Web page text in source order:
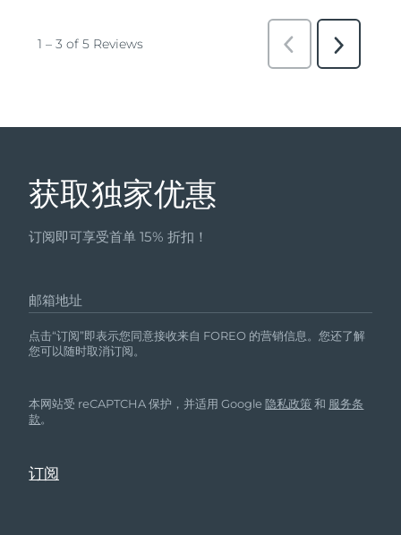
获取独家优惠
订阅即可享受首单 15% 折扣！
邮箱地址
点击“订阅”即表示您同意接收来自 FOREO 的营销信息。您还了解
您可以随时取消订阅。
本网站受 reCAPTCHA 保护，并适用 Google隐私政策 和 服务条
款。